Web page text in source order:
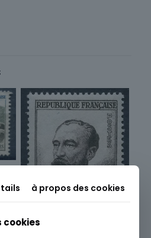
à propos des cookies
cookies